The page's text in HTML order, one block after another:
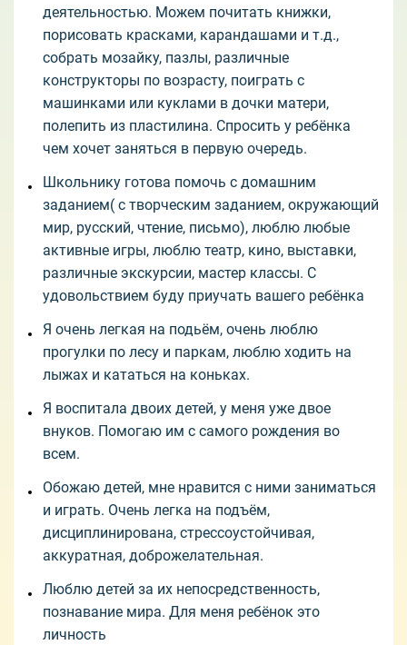
деятельностью. Можем почитать книжки,
порисовать красками, карандашами и т.д.,
собрать мозайку, пазлы, различные
конструкторы по возрасту, поиграть с
машинками или куклами в дочки матери,
полепить из пластилина. Спросить у ребёнка
чем хочет заняться в первую очередь.
Школьнику готова помочь с домашним
заданием( с творческим заданием, окружающий
мир, русский, чтение, письмо), люблю любые
активные игры, люблю театр, кино, выставки,
различные экскурсии, мастер классы. С
удовольствием буду приучать вашего ребёнка
Я очень легкая на подьём, очень люблю
прогулки по лесу и паркам, люблю ходить на
лыжах и кататься на коньках.
Я воспитала двоих детей, у меня уже двое
внуков. Помогаю им с самого рождения во
всем.
Обожаю детей, мне нравится с ними заниматься
и играть. Очень легка на подъём,
дисциплинирована, стрессоустойчивая,
аккуратная, доброжелательная.
Люблю детей за их непосредственность,
познавание мира. Для меня ребёнок это
личность